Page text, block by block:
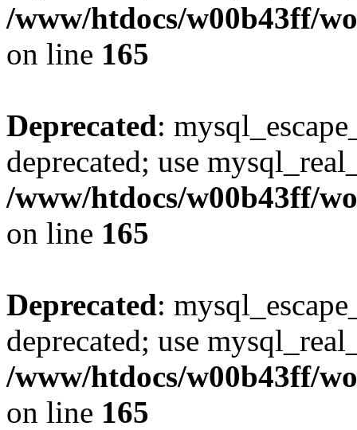
/www/htdocs/w00b43ff/
on line 165
Deprecated:
deprecated; use
/www/htdocs/w00b43ff/
on line 165
Deprecated:
deprecated; use
/www/htdocs/w00b43ff/
on line 165